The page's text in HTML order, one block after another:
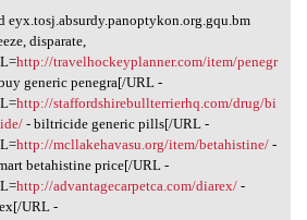
eyx.tosj.absurdy
eyx.tosj.absurdy.panoptykon.org.gqu.bm
disparate,
http://travelhockeyplanner.com/item/penegr
generic penegra[/URL -
http://staffordshirebullterrierhq.com/drug/bi
- biltricide generic pills[/URL -
http://mcllakehavasu.org/item/betahistine/-
betahistine price[/URL -
http://advantagecarpetca.com/diarex/-
URL -